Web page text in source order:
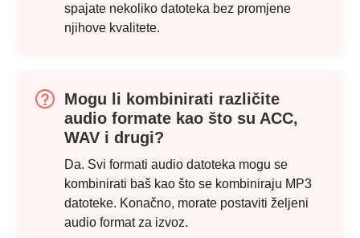
Korak 1.
spajate nekoliko datoteka bez promjene
njihove kvalitete.
Mogu li kombinirati različite
audio formate kao što su ACC,
WAV i drugi?
Da. Svi formati audio datoteka mogu se
kombinirati baš kao što se kombiniraju MP3
datoteke. Konačno, morate postaviti željeni
audio format za izvoz.